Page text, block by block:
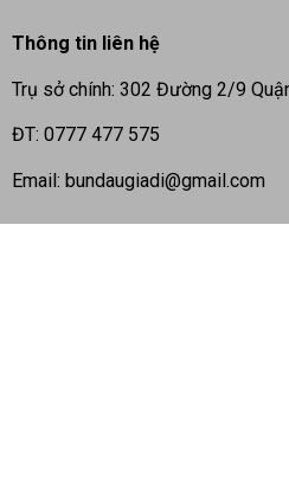
Thông tin liên hệ
Trụ sở chính: 302 Đường 2/9
ĐT: 0777 477 575
Email: bundaugiadi@gmail.com